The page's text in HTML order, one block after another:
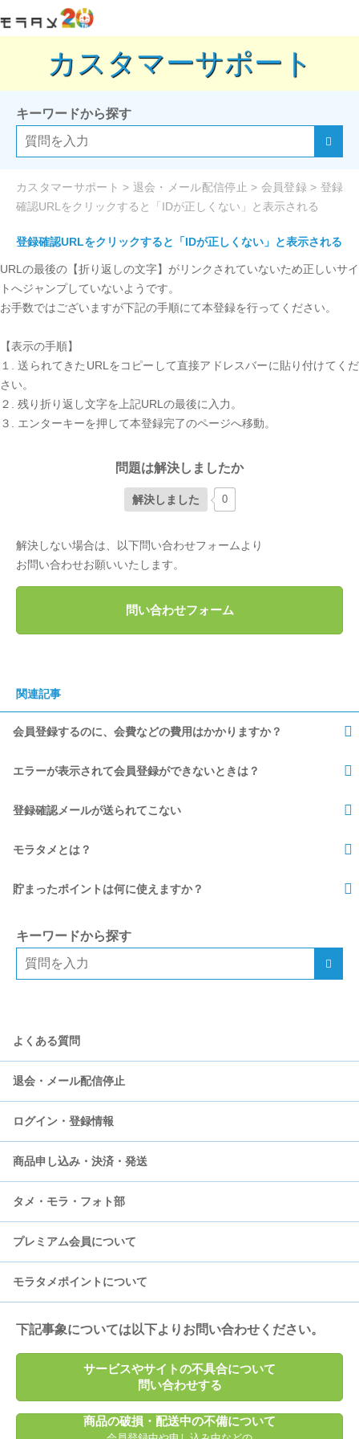
カスタマーサポート
キーワードから探す
カスタマーサポート > 退会・メール配信停止 > 会員登録 > 登録
確認URLをクリックすると「IDが正しくない」と表示される
登録確認URLをクリックすると「IDが正しくない」と表示される
URLの最後の【折り返しの文字】がリンクされていないため正しいサイ
トへジャンプしていないようです。
お手数ではございますが下記の手順にて本登録を行ってください。
【表示の手順】
１. 送られてきたURLをコピーして直接アドレスバーに貼り付けてくだ
さい。
２. 残り折り返し文字を上記URLの最後に入力。
３. エンターキーを押して本登録完了のページへ移動。
問題は解決しましたか
解決しました 0
解決しない場合は、以下問い合わせフォームより
お問い合わせお願いいたします。
問い合わせフォーム
関連記事
会員登録するのに、会費などの費用はかかりますか？
エラーが表示されて会員登録ができないときは？
登録確認メールが送られてこない
モラタメとは？
貯まったポイントは何に使えますか？
キーワードから探す
よくある質問
退会・メール配信停止
モラタメについて
会員登録
会員退会
ログイン・登録情報
登録情報の更新
ログイン・パスワード
お知らせメール
SMS認証
商品申し込み・決済・発送
決済
商品発送
タメ・モラ・フォト部
タメせる商品
モラえる商品
フォト部
モラタメクーポン
オフィスタメ
プレミアム会員について
プレミアム会員への登録・解除について
プレミアム会員の特典について
月額費用の決済について
モラタメポイントについて
無償ポイントについて
有償ポイントについて
ポイント交換申請について
下記事象については以下よりお問い合わせください。
サービスやサイトの不具合について
問い合わせする
商品の破損・配送中の不備について